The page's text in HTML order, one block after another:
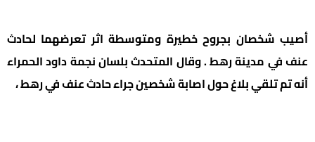
أصيب شخصان بجروح خطيرة ومتوسطة اثر تعرضهما لحادث
عنف في مدينة رهط . وقال المتحدث بلسان نجمة داود الحمراء
أنه تم تلقي بلاغ حول اصابة شخصين جراء حادث عنف في رهط ،